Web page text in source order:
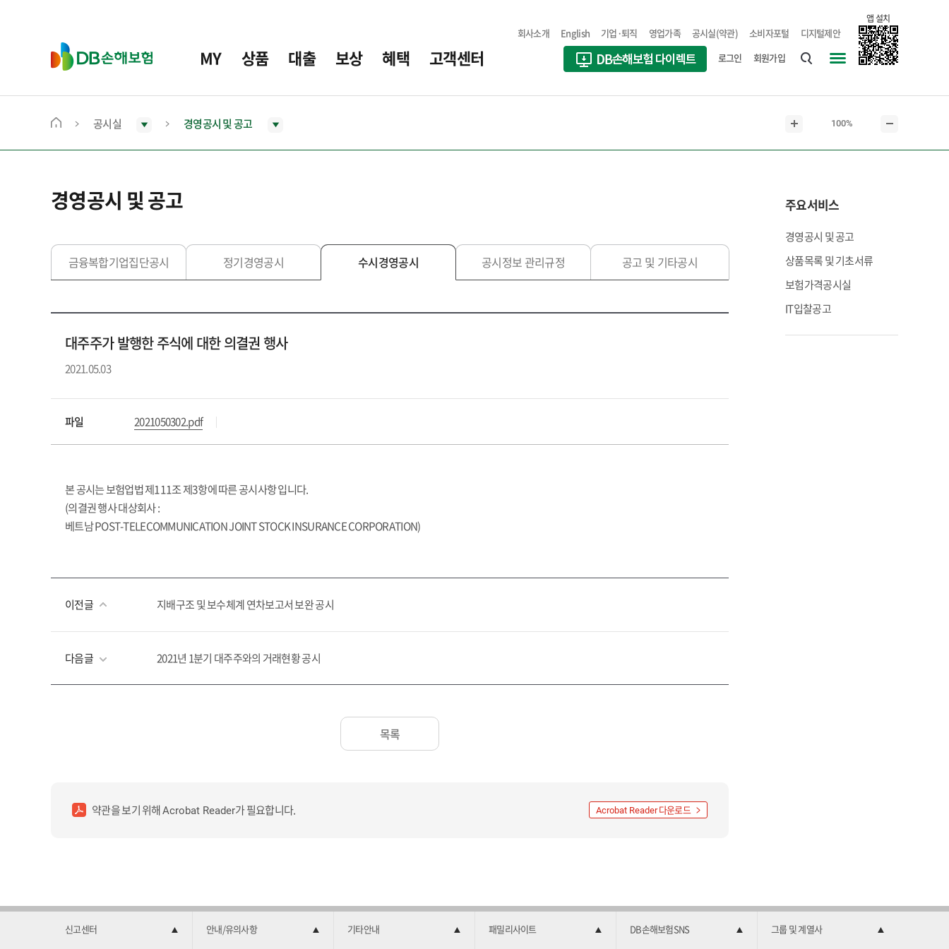
D
B
보
MY 상품 대출 보상 혜택 고객센터
회사소개 English 기업·퇴직 영업가족 공시실(약관) 소비자포털 디지털제안
앱 설치
로그인
회원가입
맵
메
으
로
동
공시실 경영공시 및 공고
본
문
현
기
100%
문
경영공시 및 공고
금융복합기업집단공시 정기경영공시 수시경영공시 공시정보 관리규정 공고 및 기타공시
대주주가 발행한 주식에 대한 의결권 행사
2021.05.03
파일 2021050302.pdf
본공시는보험업법제111조제3항에따른공시사항입니다.
(의결권행사대상회사:
베트남POST-TELECOMMUNICATION JOINT STOCK INSURANCE CORPORATION)
이전글 지배구조 및 보수체계 연차보고서 보완 공시
다음글 2021년 1분기 대주주와의 거래현황 공시
목록
약관을 보기 위해Acrobat Reader가 필요합니다. Acrobat Reader다운로드
주요서비스
경영공시 및 공고
상품목록 및 기초서류
보험가격공시실
IT입찰공고
신고센터 안내/유의사항 기타안내 패밀리사이트 DB손해보험SNS 그룹 및 계열사